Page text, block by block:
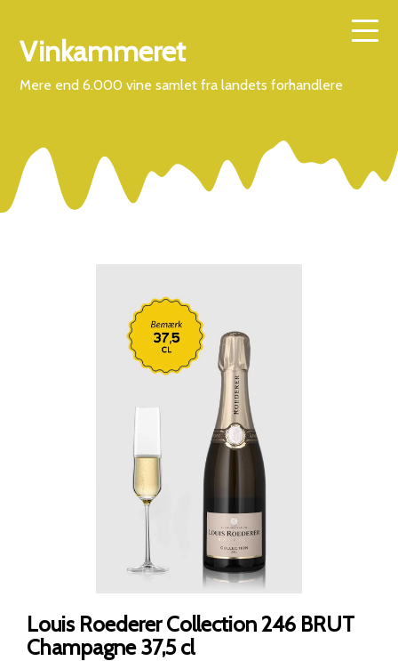
Vinkammeret
Mere end 6.000 vine samlet fra landets forhandlere
Louis Roederer Collection 246 BRUT
Champagne 37,5 cl